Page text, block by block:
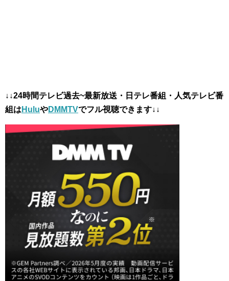
↓↓24時間テレビ過去~最新放送・日テレ番組・人気テレビ番
組は HuluやDMMTVでフル視聴できます↓↓